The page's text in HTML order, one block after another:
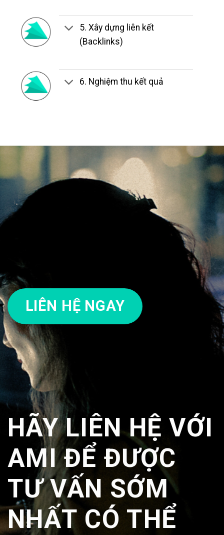
5. Xây dựng liên kết
(Backlinks)
6. Nghiệm thu kết quả
LIÊN HỆ NGAY
HÃY LIÊN HỆ VỚI
AMI ĐỂ ĐƯỢC
TƯ VẤN SỚM
NHẤT CÓ THỂ